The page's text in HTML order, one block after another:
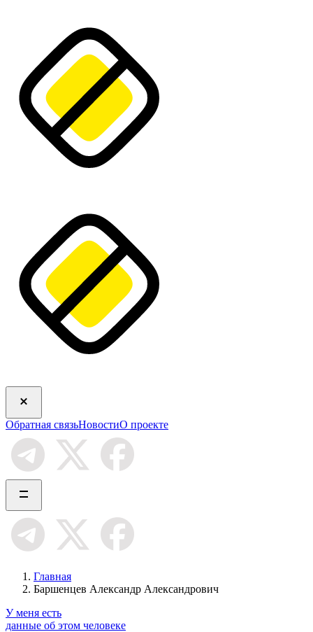
Обратная связьНовостиО проекте
Главная
Баршенцев Александр Александрович
У меня есть
данные об этом человеке